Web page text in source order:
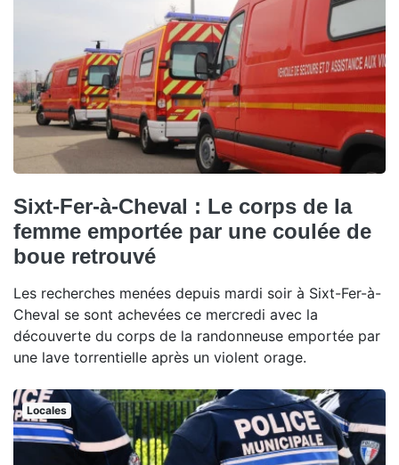
Sixt-Fer-à-Cheval : Le corps de la
femme emportée par une coulée de
boue retrouvé
Les recherches menées depuis mardi soir à Sixt-Fer-à-
Cheval se sont achevées ce mercredi avec la
découverte du corps de la randonneuse emportée par
une lave torrentielle après un violent orage.
Locales